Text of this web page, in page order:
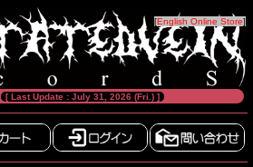
[English Online Store]
[ Last Update : July 31, 2026 (Fri.) ]